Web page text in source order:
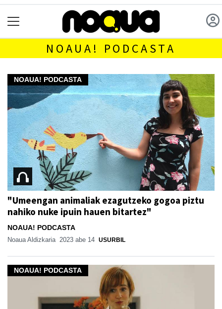
NOAUA! PODCASTA
NOAUA! PODCASTA
"Umeengan animaliak ezagutzeko gogoa piztu
nahiko nuke ipuin hauen bitartez"
NOAUA! PODCASTA
Noaua Aldizkaria 2023 abe 14 USURBIL
NOAUA! PODCASTA